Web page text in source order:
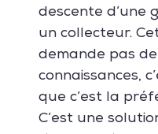
descente d’une
un collecteur.
demande pas
connaissances,
que c’est la
C’est une